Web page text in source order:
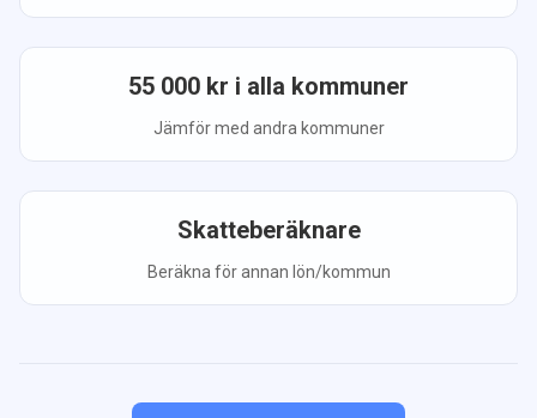
55 000 kr i alla kommuner
Jämför med andra kommuner
Skatteberäknare
Beräkna för annan lön/kommun